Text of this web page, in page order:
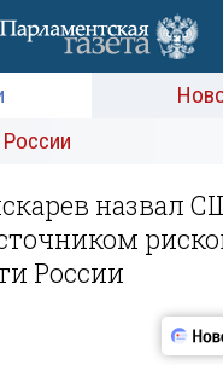
назвал
России